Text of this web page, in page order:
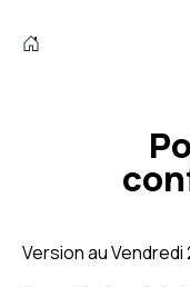
Version au Vendredi